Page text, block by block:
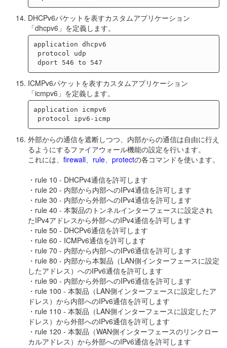
DHCPv6パケットを表すカスタムアプリケーション
「dhcpv6」を定義します。
application dhcpv6
ICMPv6パケットを表すカスタムアプリケーション
「icmpv6」を定義します。
application icmpv6
外部からの通信を遮断しつつ、内部からの通信は自由に行え
るようにするファイアウォール機能の設定を行います。
これには、 firewall rule protectの各コマンドを使います。
・rule 10 - DHCPv4通信を許可します
・rule 20 - 内部から内部へのIPv4通信を許可します
・rule 30 - 内部から外部へのIPv4通信を許可します
・rule 40 - 本製品のトンネルインターフェースに設定され
たIPv4アドレスから外部へのIPv4通信を許可します
・rule 50 - DHCPv6通信を許可します
・rule 60 - ICMPv6通信を許可します
・rule 70 - 内部から内部へのIPv6通信を許可します
・rule 80 - 内部から本製品（LAN側インターフェースに設定
したアドレス）へのIPv6通信を許可します
・rule 90 - 内部から外部へのIPv6通信を許可します
・rule 100 - 本製品（LAN側インターフェースに設定したア
ドレス）から内部へのIPv6通信を許可します
・rule 110 - 本製品（LAN側インターフェースに設定したア
ドレス）から外部へのIPv6通信を許可します
・rule 120 - 本製品（WAN側インターフェースのリンクロー
カルアドレス）から外部へのIPv6通信を許可します